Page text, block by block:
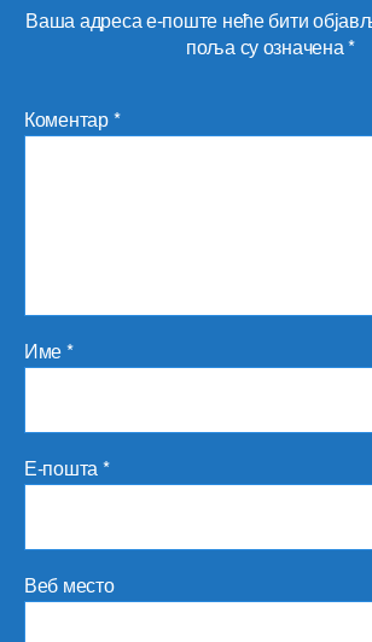
Ваша адреса е-поште неће бити
поља су означена*
Коментар*
Име*
Е-пошта*
Веб место